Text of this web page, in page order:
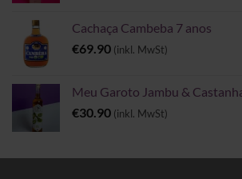
Cachaça Cambeba 7 anos
€69.90 (inkl. MwSt)
Meu Garoto Jambu &
€30.90 (inkl. MwSt)